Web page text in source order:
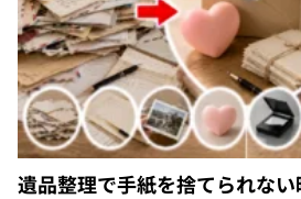
遺品整理で手紙を捨てられな